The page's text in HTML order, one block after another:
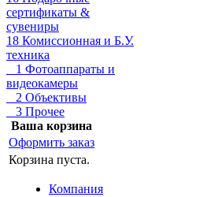
сертификаты &
сувениры
18 Комиссионная и Б.У.
техника
1 Фотоаппараты и
видеокамеры
2 Объективы
3 Прочее
Ваша корзина
Оформить заказ
Корзина пуста.
Компания